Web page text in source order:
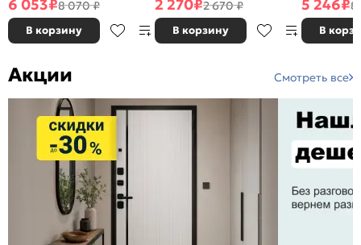
без кромки, скиновая
6 053₽8 070 ₽
В корзину
2 270₽2 670 ₽
В корзину
без кромки,
5 246₽8
В
Акции Смотреть все